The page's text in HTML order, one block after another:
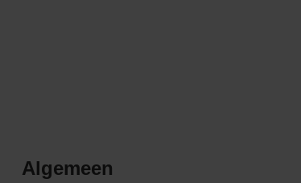
Algemeen